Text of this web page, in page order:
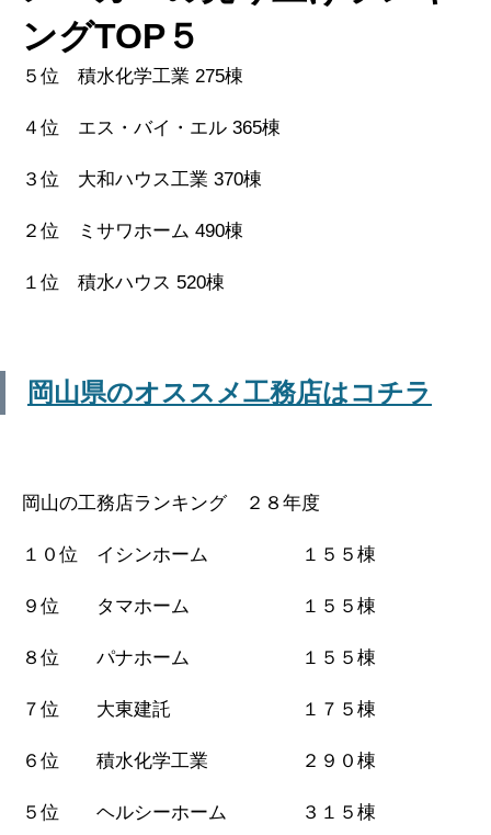
ングTOP５
５位 積水化学工業 275棟
４位 エス・バイ・エル 365棟
３位 大和ハウス工業 370棟
２位 ミサワホーム 490棟
１位 積水ハウス 520棟
岡山県のオススメ工務店はコチラ
岡山の工務店ランキング ２８年度
１０位 イシンホーム １５５棟
９位 タマホーム １５５棟
８位 パナホーム １５５棟
７位 大東建託 １７５棟
６位 積水化学工業 ２９０棟
５位 ヘルシーホーム ３１５棟